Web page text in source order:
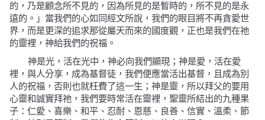
的，乃是顧念所不見的，因為所見的是暫時的，所不見的是永
遠的。」 當我們的心如同經文所說，我們的眼目將不再貪愛世
界，而是更深的追求那從屬天而來的國度觀，正也是我們在祂
的靈裡，神給我們的祝福。
神是光，活在光中，神必向我們顯現；神是愛，活在愛
裡，與人分享，成為基督徒，我們便應當活出基督，且成為別
人的祝福，否則也就枉費了這一生；神是靈，所以拜父的要用
心靈和誠實拜祂，我們要時常活在靈裡，聖靈所結出的九種果
子：仁愛、喜樂、和平、忍耐、恩慈、良善、信實、溫柔、節